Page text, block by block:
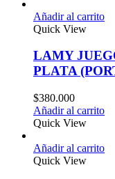
Añadir al carrito
Quick View
LAMY
PLATA
$380.000
Añadir al carrito
Quick View
Añadir al carrito
Quick View